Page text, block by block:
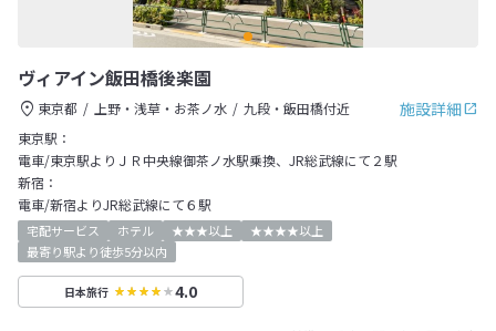
ヴィアイン飯田橋後楽園
施設詳細
東京都 上野・浅草・お茶ノ水
九段・飯田橋付近
東京駅：
電車/東京駅よりＪＲ中央線御茶ノ水駅乗換、JR総武線にて２駅
新宿：
電車/新宿よりJR総武線にて６駅
宅配サービス ホテル ★★★以上
★★★★以上
最寄り駅より徒歩5分以内
日本旅行 4.0